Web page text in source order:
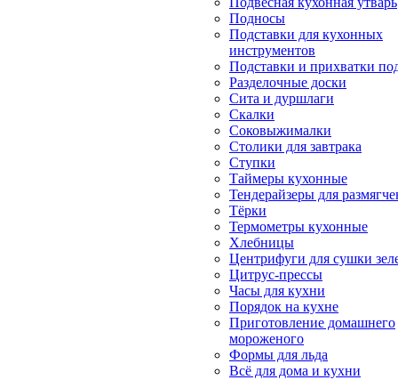
Подносы
Подставки для кухонных
инструментов
Подставки и прихватки
Разделочные доски
Сита и дуршлаги
Скалки
Соковыжималки
Столики для завтрака
Ступки
Таймеры кухонные
Тендерайзеры для
Тёрки
Термометры кухонные
Хлебницы
Центрифуги для сушки
Цитрус-прессы
Часы для кухни
Порядок на кухне
Приготовление домашнего
мороженого
Формы для льда
Всё для дома и кухни